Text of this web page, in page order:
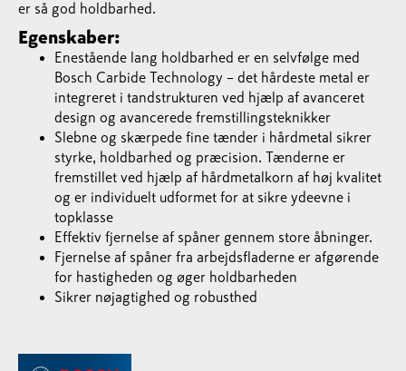
er så god holdbarhed.
Egenskaber:
Enestående lang holdbarhed er en selvfølge med
Bosch Carbide Technology – det hårdeste metal er
integreret i tandstrukturen ved hjælp af avanceret
design og avancerede fremstillingsteknikker
Slebne og skærpede fine tænder i hårdmetal sikrer
styrke, holdbarhed og præcision. Tænderne er
fremstillet ved hjælp af hårdmetalkorn af høj kvalitet
og er individuelt udformet for at sikre ydeevne i
topklasse
Effektiv fjernelse af spåner gennem store åbninger.
Fjernelse af spåner fra arbejdsfladerne er afgørende
for hastigheden og øger holdbarheden
Sikrer nøjagtighed og robusthed